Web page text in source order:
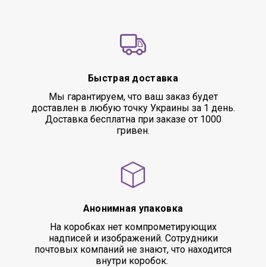
Быстрая доставка
Мы гарантируем, что ваш заказ будет
доставлен в любую точку Украины за 1 день.
Доставка бесплатна при заказе от 1000
гривен.
Анонимная упаковка
На коробках нет компрометирующих
надписей и изображений. Сотрудники
почтовых компаний не знают, что находится
внутри коробок.